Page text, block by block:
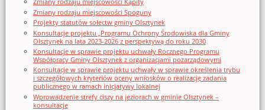
Zmiany rodzaju miejscowości Spoguny
Projekty statutów sołectw gminy Olsztynek
Konsultacje projektu „Programu Ochrony Środowiska dla Gminy
Olsztynek na lata 2023-2026 z perspektywą do roku 2030
Konsultacje w sprawie projektu uchwały Rocznego Programu
Współpracy Gminy Olsztynek z organizacjami pozarządowymi
Konsultacje w sprawie projektu uchwały w sprawie określenia trybu
i szczegółowych kryteriów oceny wniosków o realizację zadania
publicznego w ramach inicjatywy lokalnej
Wprowadzenie strefy ciszy na jeziorach w gminie Olsztynek –
konsultacje